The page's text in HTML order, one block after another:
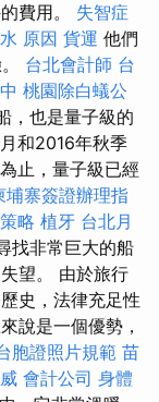
費用。 失智症
原因 貨運 他們
台北會計師 台
桃園除白蟻公
，也是量子級的
和2016年秋季
止，量子級已經
埔寨簽證辦理指
略 植牙 台北月
找非常巨大的船
望。 由於旅行
史，法律充足性
說是一個優勢，
胞證照片規範 苗
會計公司 身體